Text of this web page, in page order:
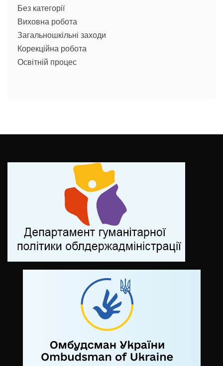
Без категорії
Виховна робота
Загальношкільні заходи
Корекційна робота
Освітній процес